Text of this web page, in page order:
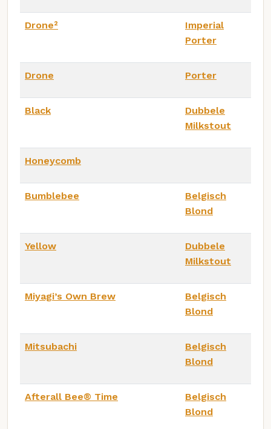
Drone²
Imperial
Porter
Drone Porter
Black
Dubbele
Milkstout
Honeycomb
Bumblebee
Belgisch
Blond
Yellow
Dubbele
Milkstout
Miyagi’s Own Brew
Belgisch
Blond
Mitsubachi
Belgisch
Blond
Afterall Bee® Time
Belgisch
Blond